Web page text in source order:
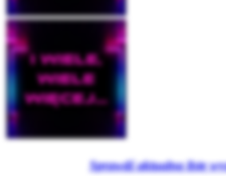
Sprawdź aktualną listę